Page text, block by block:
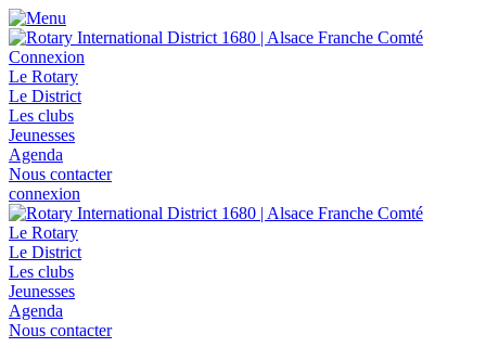
Connexion
Le Rotary
Le District
Les clubs
Jeunesses
Agenda
Nous contacter
connexion
Le Rotary
Le District
Les clubs
Jeunesses
Agenda
Nous contacter